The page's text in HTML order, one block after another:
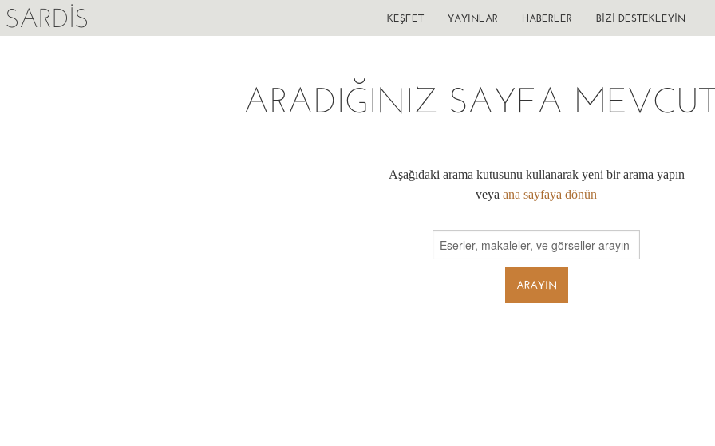
SARDIS KEŞFET YAYINLAR HABERLER BIZI DESTEKLEYIN
ARADIĞINIZ SAYFA
Aşağıdaki arama kutusunu kullanarak yeni bir arama yapın
veya ana sayfaya dönün